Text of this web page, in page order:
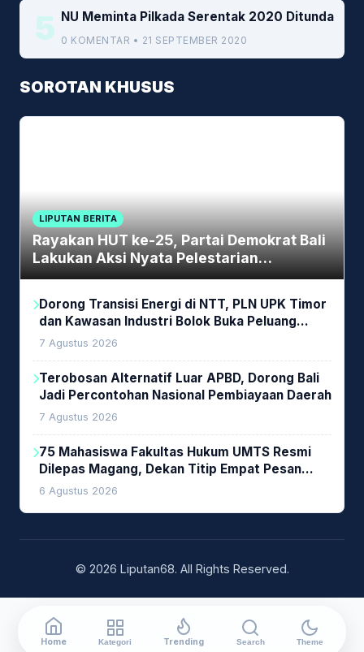
5 NU Meminta Pilkada Serentak 2020 Ditunda
0 KOMENTAR • 21 SEPTEMBER 2020
SOROTAN KHUSUS
LIPUTAN BERITA
Rayakan HUT ke-25, Partai Demokrat Bali
Lakukan Aksi Nyata Pelestarian
Lingkungan
Dorong Transisi Energi di NTT, PLN UPK Timor
dan Kawasan Industri Bolok Buka Peluang
Investasi Woodchip untuk Cofiring PLTU Bolok
7 Agustus 2026
Terobosan Alternatif Luar APBD, Dorong Bali
Jadi Percontohan Nasional Pembiayaan Daerah
7 Agustus 2026
75 Mahasiswa Fakultas Hukum UMTS Resmi
Dilepas Magang, Dekan Titip Empat Pesan
Penting
6 Agustus 2026
© 2026 Liputan68. All Rights Reserved.
Home Kategori Trending Search Theme